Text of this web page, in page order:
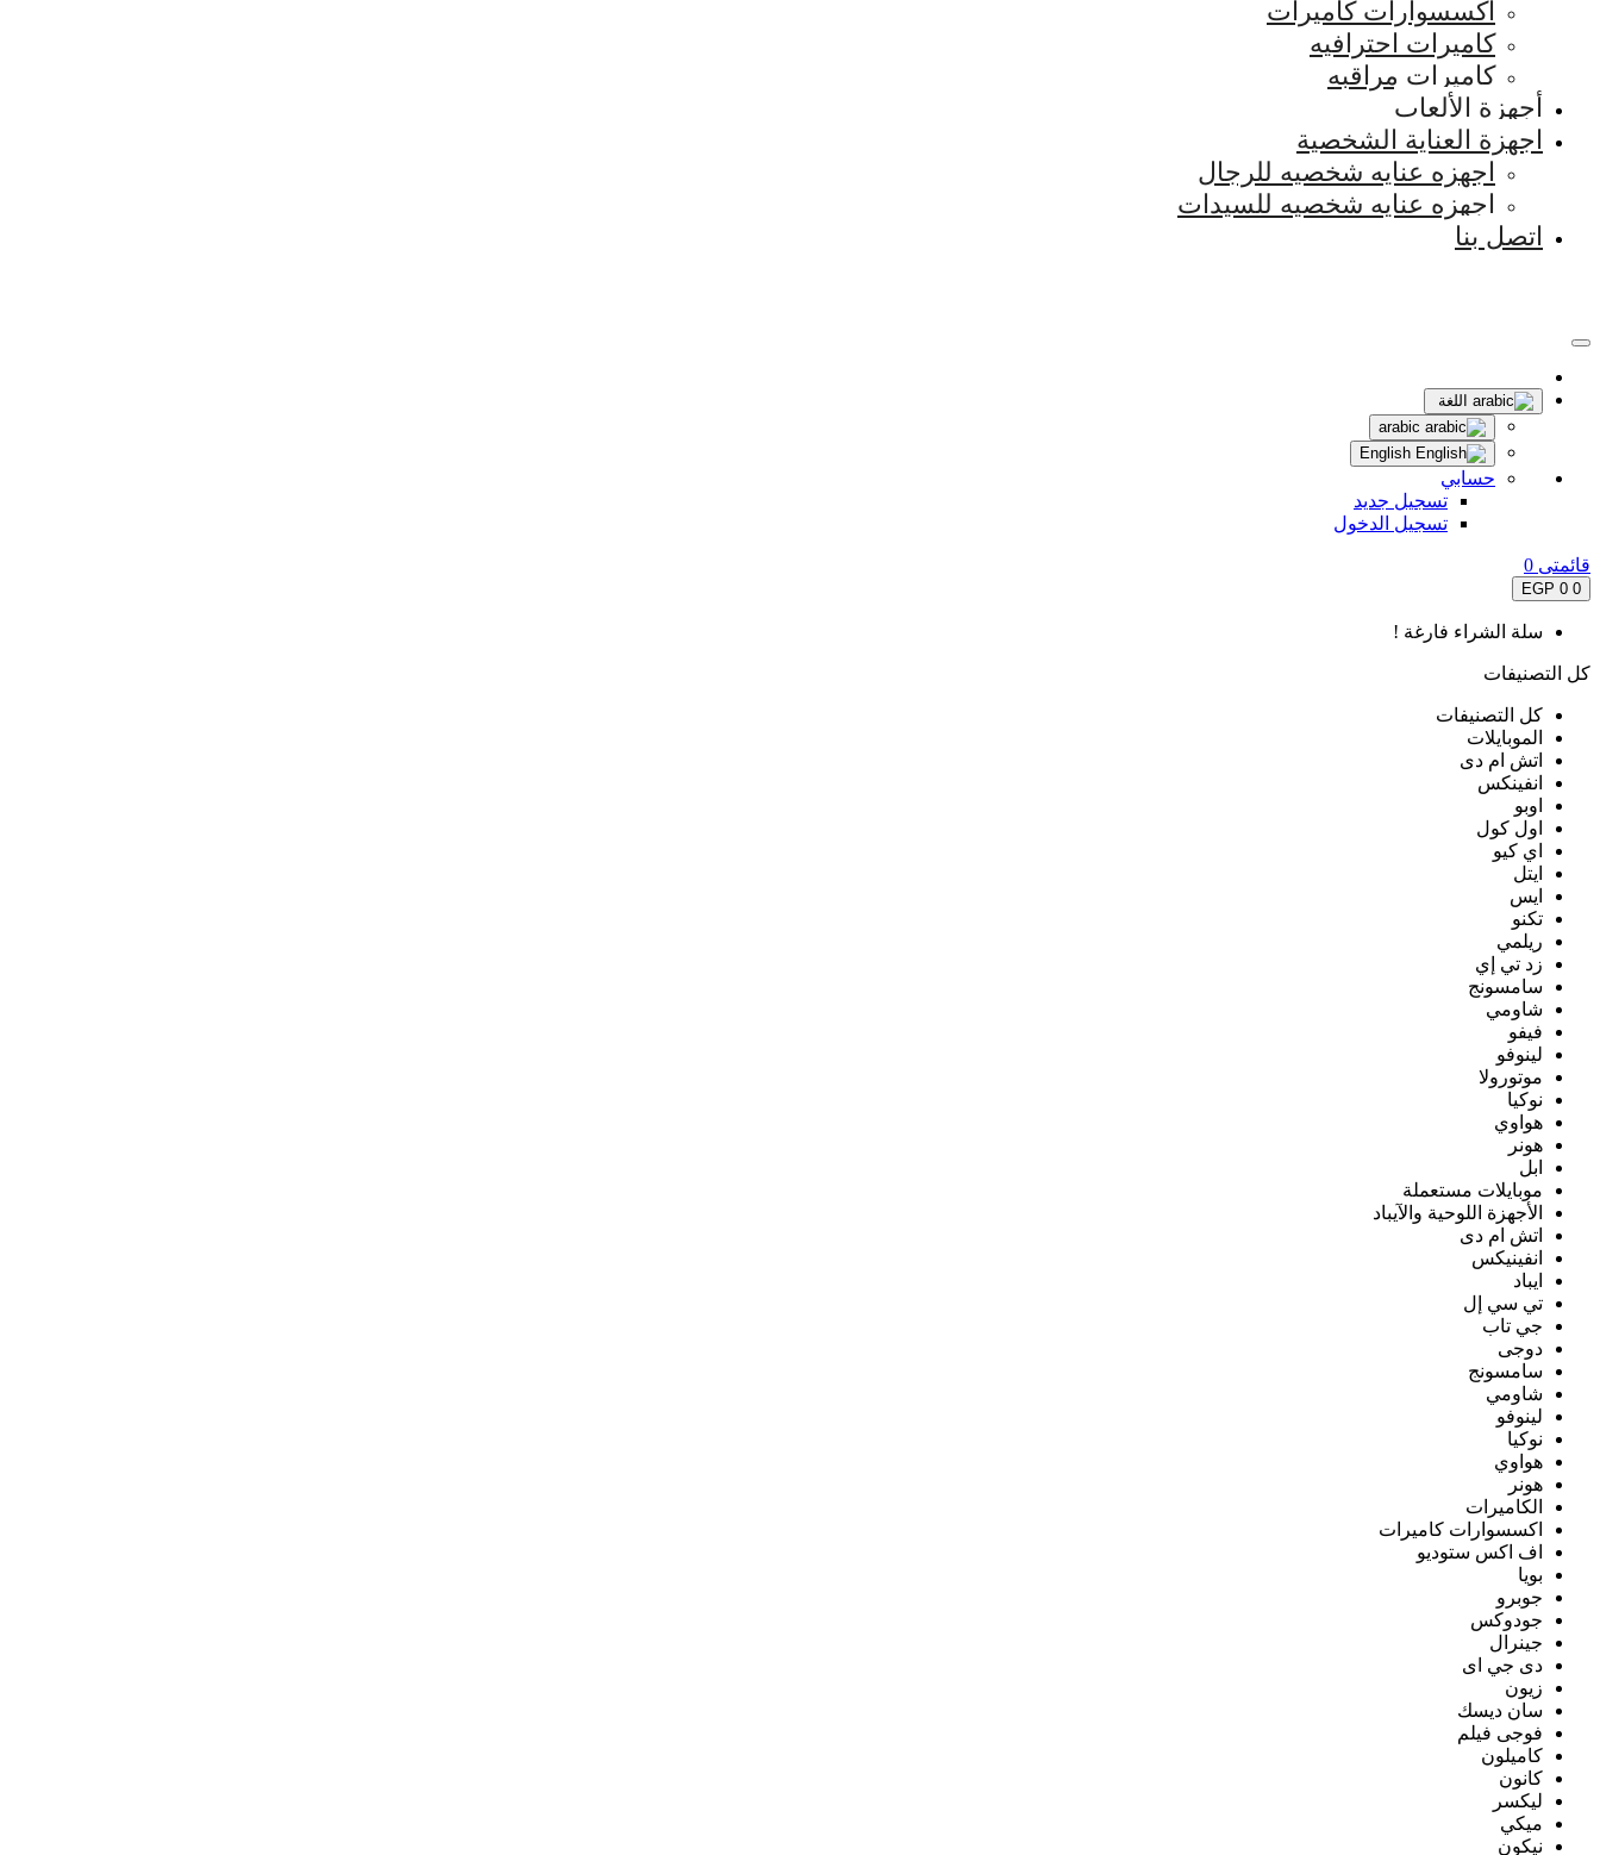
اكسسوارات كاميرات
كاميرات احترافيه
كاميرات مراقبه
أجهزة الألعاب
اجهزة العناية الشخصية
اجهزه عنايه شخصيه للرجال
اجهزه عنايه شخصيه للسيدات
اتصل بنا
اللغة
حسابي
تسجيل جديد
تسجيل الدخول
قائمتى 0
0
0 EGP
سلة الشراء فارغة !
كل التصنيفات
كل التصنيفات
الموبايلات
اتش ام دى
انفينكس
اوبو
اول كول
اي كيو
ايتل
ايس
تكنو
ريلمي
زد تي إي
سامسونج
شاومي
فيفو
لينوفو
موتورولا
نوكيا
هواوي
هونر
ابل
موبايلات مستعملة
الأجهزة اللوحية والآيباد
اتش ام دى
انفينيكس
ايباد
تي سي إل
جي تاب
دوجى
سامسونج
شاومي
لينوفو
نوكيا
هواوي
هونر
الكاميرات
اكسسوارات كاميرات
اف اكس ستوديو
بويا
جوبرو
جودوكس
جينرال
دى جي اى
زيون
سان ديسك
فوجى فيلم
كاميلون
كانون
ليكسر
ميكي
نيكون